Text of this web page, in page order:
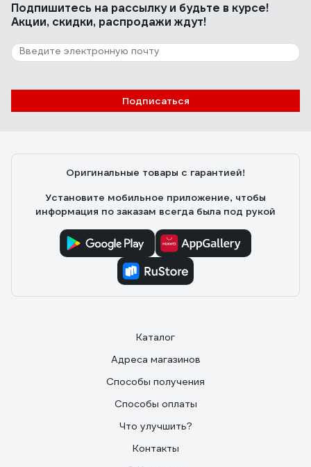
Маленький, удобный, точнее чем у диллеров
95 отзывов
Подпишитесь на рассылкуи будьте в курсе!
Акции, скидки, распродажи ждут!
Подписаться
Оригинальные товары с гарантией!
Установите мобильное приложение, чтобы
информация по заказам всегда была под рукой
Каталог
Адреса магазинов
Способы получения
Способы оплаты
Что улучшить?
Контакты